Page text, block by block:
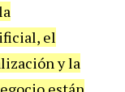
el
y la